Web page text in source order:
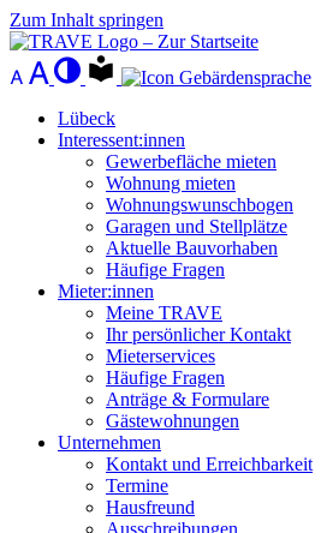
Zum Inhalt springen
Lübeck
Interessent:innen
Gewerbefläche mieten
Wohnung mieten
Wohnungswunschbogen
Garagen und Stellplätze
Aktuelle Bauvorhaben
Häufige Fragen
Mieter:innen
Meine TRAVE
Ihr persönlicher Kontakt
Mieterservices
Häufige Fragen
Anträge & Formulare
Gästewohnungen
Unternehmen
Kontakt und Erreichbarkeit
Termine
Hausfreund
Ausschreibungen